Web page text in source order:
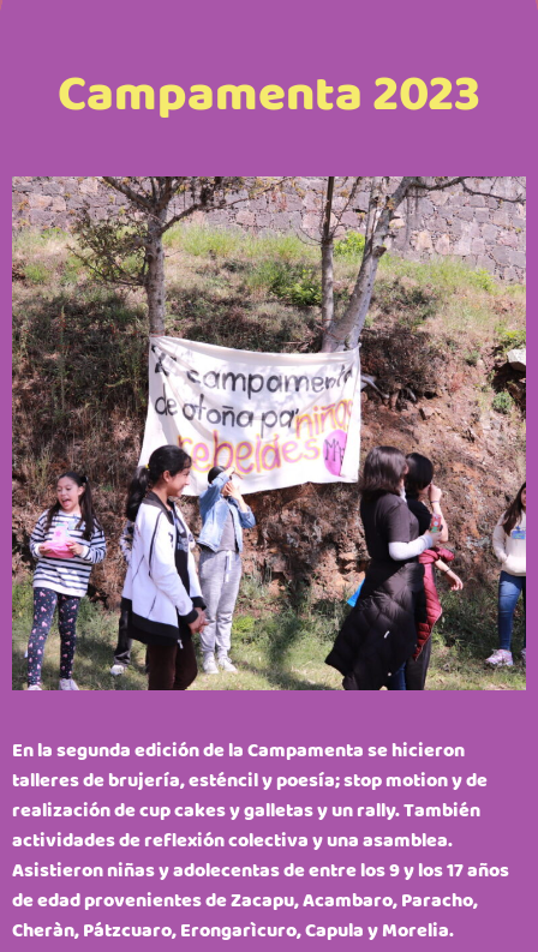
Campamenta 2023
En la segunda edición de la Campamenta se hicieron
talleres de brujería, esténcil y poesía; stop motion y de
realización de cup cakes y galletas y un rally. También
actividades de reflexión colectiva y una asamblea.
Asistieron niñas y adolecentas de entre los 9 y los 17 años
de edad provenientes de Zacapu, Acambaro, Paracho,
Cheràn, Pátzcuaro, Erongarìcuro, Capula y Morelia.